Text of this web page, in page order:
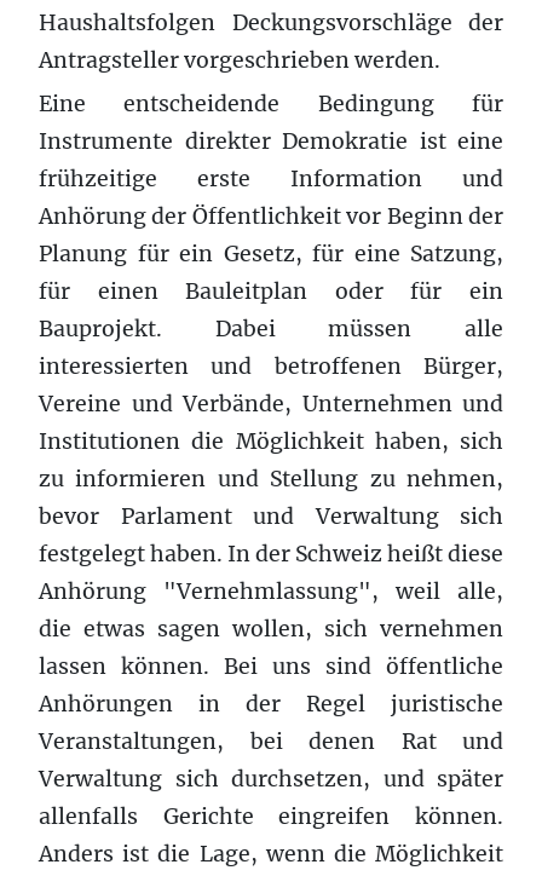
Haushaltsfolgen Deckungsvorschläge der
Antragsteller vorgeschrieben werden.
Eine entscheidende Bedingung für
Instrumente direkter Demokratie ist eine
frühzeitige erste Information und
Anhörung der Öffentlichkeit vor Beginn der
Planung für ein Gesetz, für eine Satzung,
für einen Bauleitplan oder für ein
Bauprojekt. Dabei müssen alle
interessierten und betroffenen Bürger,
Vereine und Verbände, Unternehmen und
Institutionen die Möglichkeit haben, sich
zu informieren und Stellung zu nehmen,
bevor Parlament und Verwaltung sich
festgelegt haben. In der Schweiz heißt diese
Anhörung "Vernehmlassung", weil alle,
die etwas sagen wollen, sich vernehmen
lassen können. Bei uns sind öffentliche
Anhörungen in der Regel juristische
Veranstaltungen, bei denen Rat und
Verwaltung sich durchsetzen, und später
allenfalls Gerichte eingreifen können.
Anders ist die Lage, wenn die Möglichkeit